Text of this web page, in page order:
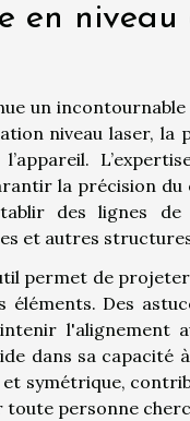
en
un
niveau laser,
la précision du
des lignes
et autres
permet de
éléments. Des
l'alignement
dans sa
symétrique,
personne